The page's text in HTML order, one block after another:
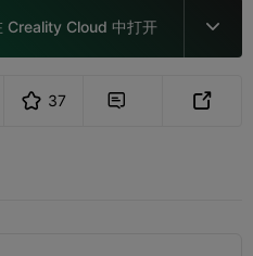
Creality Cloud 中打开 
37  